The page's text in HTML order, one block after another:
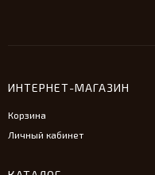
ИНТЕРНЕТ-МАГАЗИН
Корзина
Личный кабинет